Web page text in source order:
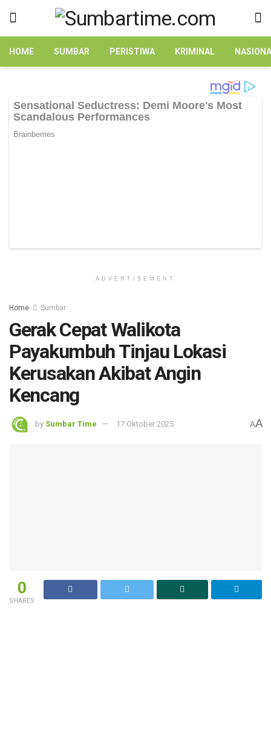
HOME SUMBAR PERISTIWA KRIMINAL
ADVERTISEMENT
Home Sumbar
Gerak Cepat Walikota
Payakumbuh Tinjau Lokasi
Kerusakan Akibat Angin
Kencang
by Sumbar Time 17 Oktober 2025 AA
0
SHARES